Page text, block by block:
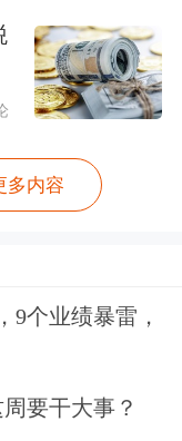
性，运行过
左右，许
债的风险管
动，而且采
、公开、透
易成本比较
信息。任何
多内容
9个业绩暴雷，
要干大事？